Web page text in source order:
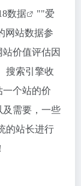
数据 ""爱
网站数据参
价值评估因
搜索引擎收
个站的价
及需要，一些
的站长进行